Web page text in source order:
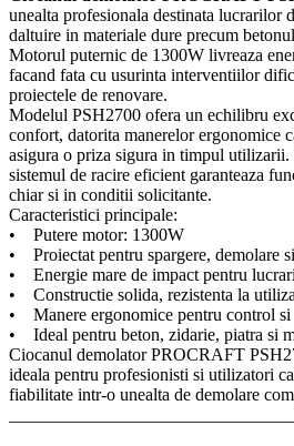
unealta profesionala destinata lucrarilor
daltuire in materiale dure precum
Motorul puternic de 1300W livreaza
facand fata cu usurinta interventiilor
proiectele de renovare.
Modelul PSH2700 ofera un echilibru
confort, datorita manerelor ergonomice
asigura o priza sigura in timpul
sistemul de racire eficient garanteaza
chiar si in conditii solicitante.
Caracteristici principale:
• Putere motor: 1300W
• Proiectat pentru spargere, demolare
• Energie mare de impact pentru
• Constructie solida, rezistenta la
• Manere ergonomice pentru control
• Ideal pentru beton, zidarie, piatra si
Ciocanul demolator PROCRAFT
ideala pentru profesionisti si utilizatori
fiabilitate intr-o unealta de demolare